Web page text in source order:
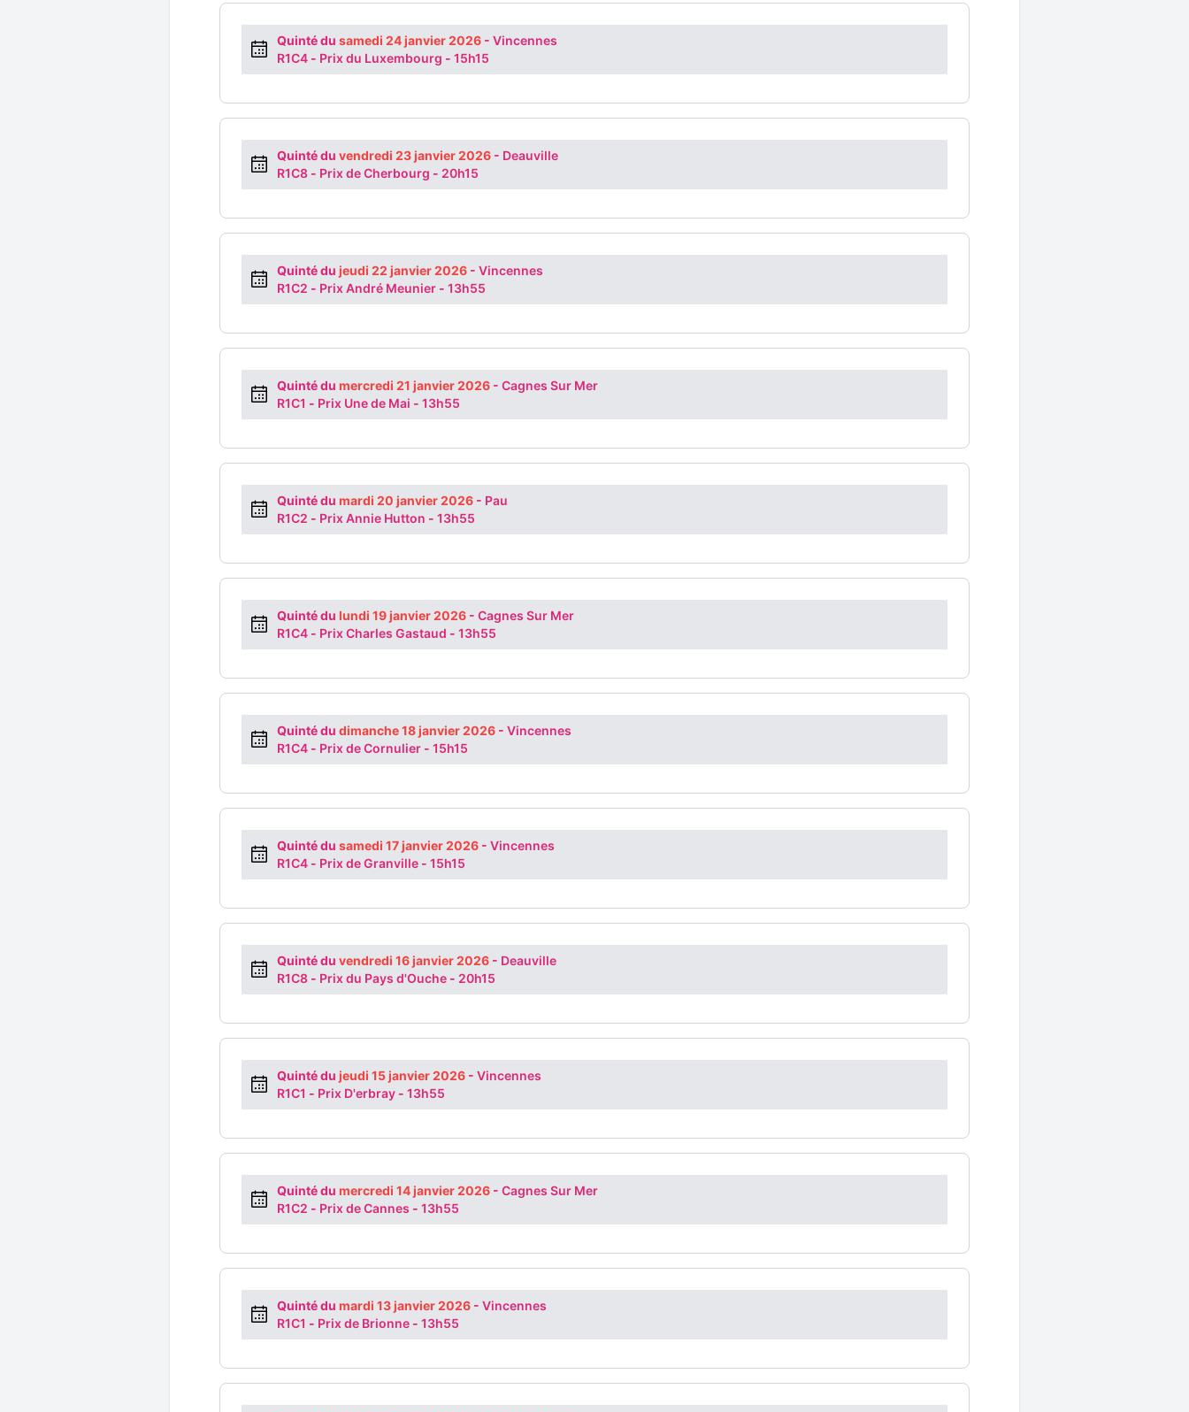
Quinté du samedi 24 janvier 2026 - Vincennes
R1C4 - Prix du Luxembourg - 15h15
Quinté du vendredi 23 janvier 2026 - Deauville
R1C8 - Prix de Cherbourg - 20h15
Quinté du jeudi 22 janvier 2026 - Vincennes
R1C2 - Prix André Meunier - 13h55
Quinté du mercredi 21 janvier 2026 - Cagnes Sur Mer
R1C1 - Prix Une de Mai - 13h55
Quinté du mardi 20 janvier 2026 - Pau
R1C2 - Prix Annie Hutton - 13h55
Quinté du lundi 19 janvier 2026 - Cagnes Sur Mer
R1C4 - Prix Charles Gastaud - 13h55
Quinté du dimanche 18 janvier 2026 - Vincennes
R1C4 - Prix de Cornulier - 15h15
Quinté du samedi 17 janvier 2026 - Vincennes
R1C4 - Prix de Granville - 15h15
Quinté du vendredi 16 janvier 2026 - Deauville
R1C8 - Prix du Pays d'Ouche - 20h15
Quinté du jeudi 15 janvier 2026 - Vincennes
R1C1 - Prix D'erbray - 13h55
Quinté du mercredi 14 janvier 2026 - Cagnes Sur Mer
R1C2 - Prix de Cannes - 13h55
Quinté du mardi 13 janvier 2026 - Vincennes
R1C1 - Prix de Brionne - 13h55